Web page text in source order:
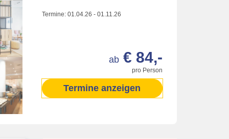
Termine: 01.04.26 - 01.11.26
pro Person
ab € 84,-
Termine anzeigen